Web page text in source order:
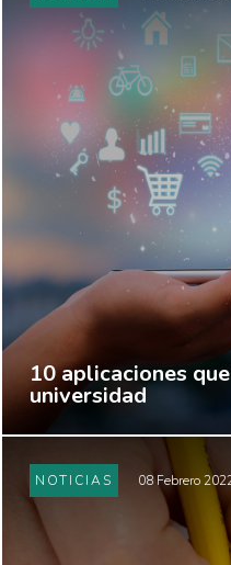
10 aplicaciones
universidad
NOTICIAS 08 Febrero